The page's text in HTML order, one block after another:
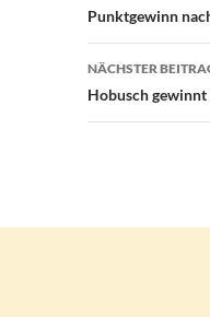
Punktgewinn
NÄCHSTER
Hobusch